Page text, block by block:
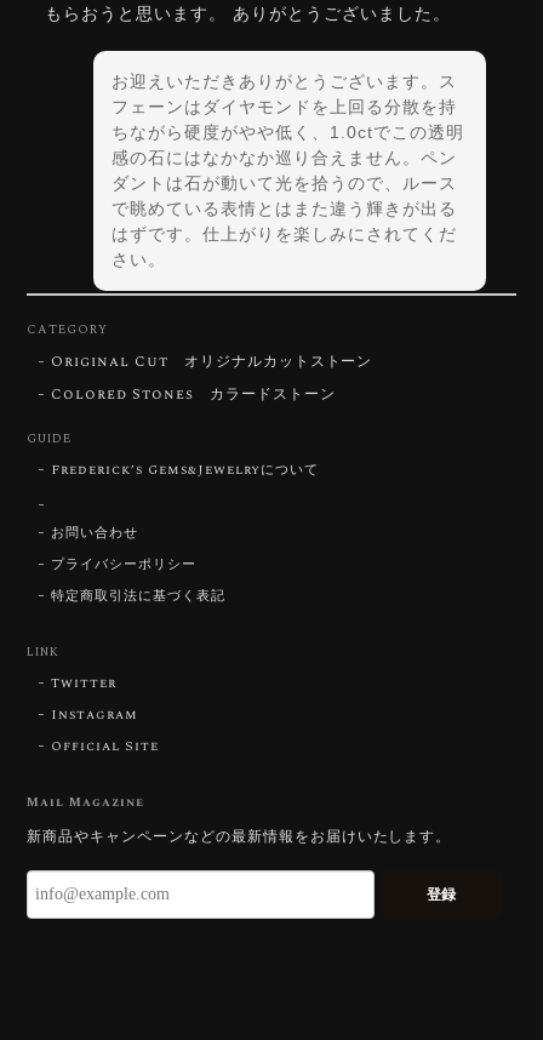
もらおうと思います。 ありがとうございました。
お迎えいただきありがとうございます。ス
フェーンはダイヤモンドを上回る分散を持
ちながら硬度がやや低く、1.0ctでこの透明
感の石にはなかなか巡り合えません。ペン
ダントは石が動いて光を拾うので、ルース
で眺めている表情とはまた違う輝きが出る
はずです。仕上がりを楽しみにされてくだ
さい。
2026/07/30
いです。 ウルウルとギラギラを一度に見ることができ
る不思議なカットだと感じました。強い煌めきだけで
CATEGORY
Original Cut オリジナルカットストーン
Colored Stones カラードストーン
GUIDE
Frederick’s Gems&Jewelryについて
お問い合わせ
プライバシーポリシー
特定商取引法に基づく表記
LINK
Twitter
Instagram
Official Site
Mail Magazine
新商品やキャンペーンなどの最新情報をお届けいたします。
登録